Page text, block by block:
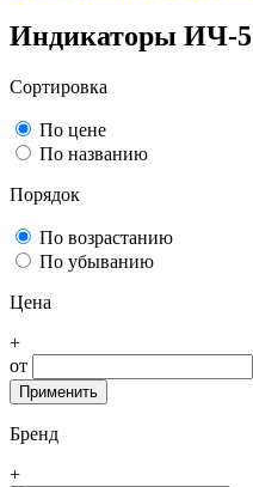
Индикаторы ИЧ-5
Сортировка
По цене
По названию
Порядок
По возрастанию
По убыванию
Цена
+
от
Бренд
+